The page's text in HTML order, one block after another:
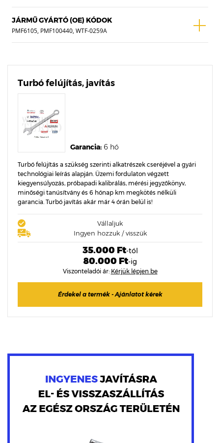
452098-0004, 452098-4, 452098-5004S
JÁRMŰ GYÁRTÓ (OE) KÓDOK
PMF6105, PMF100440, WTF-0259A
Turbó felújítás, javítás
Garancia: 6 hó
Turbó felújítás a szükség szerinti alkatrészek cseréjével a gyári
technológiai leírás alapján. Üzemi fordulaton végzett
kiegyensúlyozás, próbapadi kalibrálás, mérési jegyzőkönyv,
minőségi tanúsítvány és 6 hónap km megkötés nélküli
garancia. Turbó javítás akár már 4 órán belül is!
Vállaljuk
Ingyen hozzuk / visszük
35.000 Ft-tól
80.000 Ft-ig
Viszonteladói ár: Kérjük lépjen be
Érdekel a termék - Ajánlatot kérek